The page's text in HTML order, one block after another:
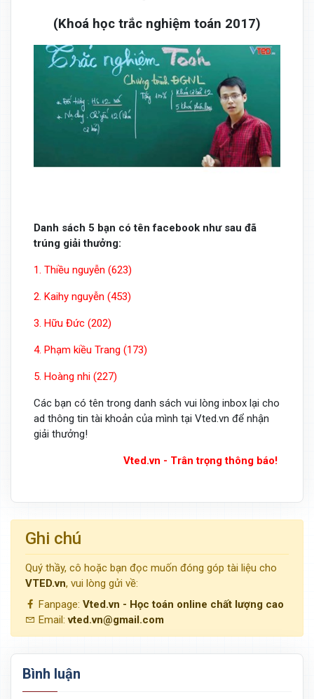
(Khoá học trắc nghiệm toán 2017)
Danh sách 5 bạn có tên facebook như sau đã
trúng giải thưởng:
1. Thiều nguyễn (623)
2. Kaihy nguyễn (453)
3. Hữu Đức (202)
4. Phạm kiều Trang (173)
5. Hoàng nhi (227)
Các bạn có tên trong danh sách vui lòng inbox lại cho
ad thông tin tài khoản của mình tại Vted.vn để nhận
giải thưởng!
Vted.vn - Trân trọng thông báo!
Ghi chú
Quý thầy, cô hoặc bạn đọc muốn đóng góp tài liệu cho
VTED.vn, vui lòng gửi về:
Fanpage: Vted.vn - Học toán online chất lượng cao
Email:vted.vn@gmail.com
Bình luận